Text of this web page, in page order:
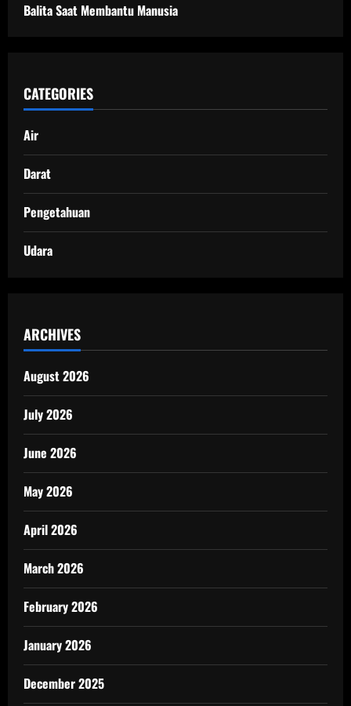
Balita Saat Membantu Manusia
CATEGORIES
Air
Darat
Pengetahuan
Udara
ARCHIVES
August 2026
July 2026
June 2026
May 2026
April 2026
March 2026
February 2026
January 2026
December 2025